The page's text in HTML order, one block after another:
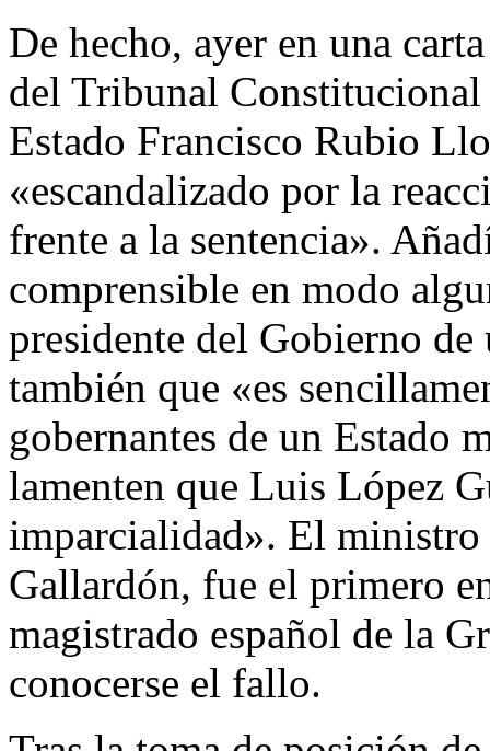
De hecho, ayer en una
del Tribunal
Estado Francisco Rubio
«escandalizado por la
frente a la sentencia».
comprensible en modo
presidente del Gobierno
también que «es
gobernantes de un Estado
lamenten que Luis López
imparcialidad». El
Gallardón, fue el primero
magistrado español de la
conocerse el fallo.